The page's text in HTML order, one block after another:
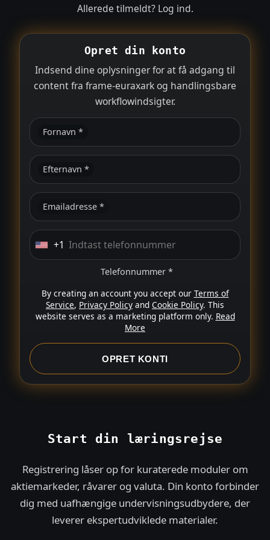
Allerede tilmeldt? Log ind.
Opret din konto
Indsend dine oplysninger for at få adgang til
content fra frame-euraxark og handlingsbare
workflowindsigter.
Fornavn *
Efternavn *
Emailadresse *
U
t
e
S
a
t
+1
Telefonnummer *
By creating an account you accept our Terms of
Service, Privacy Policy and Cookie Policy. This
website serves as a marketing platform only. Read
More
OPRET KONTI
Start din læringsrejse
Registrering låser op for kuraterede moduler om
aktiemarkeder, råvarer og valuta. Din konto forbinder
dig med uafhængige undervisningsudbydere, der
leverer ekspertudviklede materialer.